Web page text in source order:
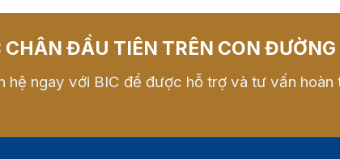
ĐẦU TIÊN TRÊN CON ĐƯỜNG
hệ ngay với BIC để được hỗ trợ và tư vấn hoàn